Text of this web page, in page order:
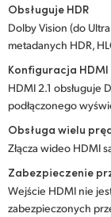
Obsługuje HDR
Dolby Vision (do
metadanych HDR,
Konfiguracja HDMI
HDMI 2.1 obsługuje
podłączonego
Obsługa wielu
Złącza wideo HDMI
Zabezpieczenie
Wejście HDMI nie
zabezpieczonych